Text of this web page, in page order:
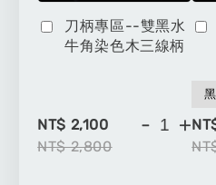
刀柄專區--雙黑水
牛角染色木三線柄
NT$ 2,100
NT$ 2,800
- +